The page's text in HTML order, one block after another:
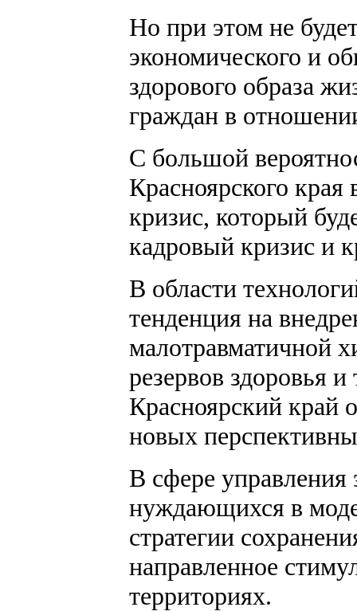
Но при этом не
экономического и
здорового образа
граждан в
С большой
Красноярского
кризис, который
кадровый кризис и
В области
тенденция на
малотравматичной
резервов здоровья
Красноярский край
новых
В сфере управления
нуждающихся в
стратегии
направленное
территориях.